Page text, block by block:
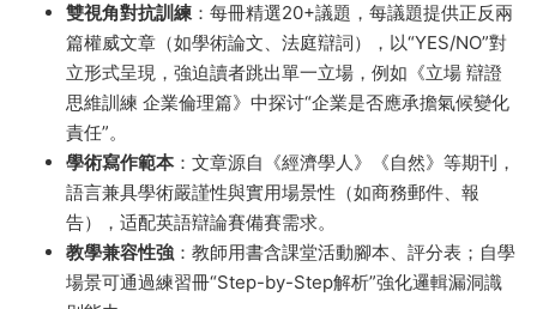
雙視角對抗訓練​：每冊精選20+議題，每議題提供正反兩
篇權威文章（如學術論文、法庭辯詞），以“YES/NO”對
立形式呈現，強迫讀者跳出單一立場，例如《立場 辯證
思維訓練 企業倫理篇》中探讨“企業是否應承擔氣候變化
責任”。
學術寫作範本​：文章源自《經濟學人》《自然》等期刊，
語言兼具學術嚴謹性與實用場景性（如商務郵件、報
告），适配英語辯論賽備賽需求。
教學兼容性強 ​：教師用書含課堂活動腳本、評分表；自學
場景可通過練習冊“Step-by-Step解析”強化邏輯漏洞識